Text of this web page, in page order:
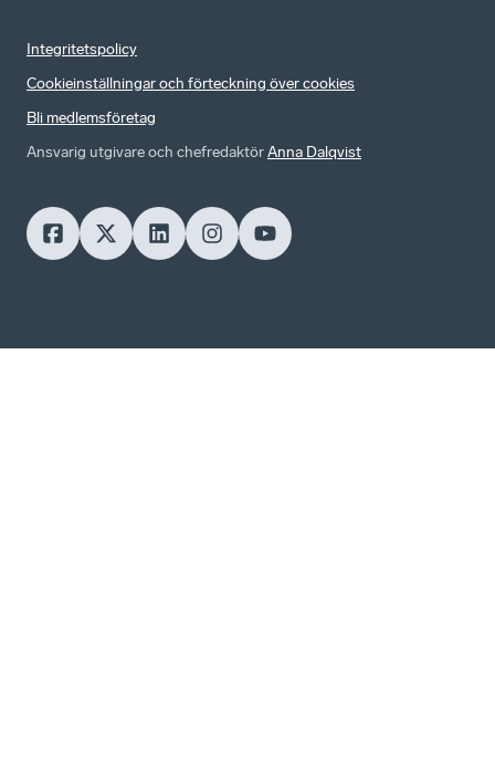
Integritetspolicy
Cookieinställningar och förteckning över cookies
Bli medlemsföretag
Ansvarig utgivare och chefredaktörAnna Dalqvist